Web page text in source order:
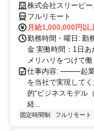
短6ヶ月で共同経営者の
株式会社スリーピー
フルリモート
月給1,000,000円以
勤務時間・曜日: 勤
金 実働時間：1日あ
メリハリをつけて
仕事内容: ⸻起業
を当社で実現して
的“ビジネスモデル
経...
固定時間制 フルリモート